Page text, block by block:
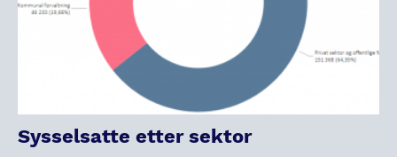
Sysselsatte etter sektor